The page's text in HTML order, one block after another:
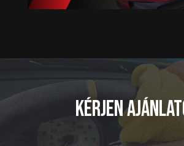
Kérjen